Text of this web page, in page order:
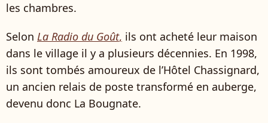
les chambres.
Selon La Radio du Goût, ils ont acheté leur maison
dans le village il y a plusieurs décennies. En 1998,
ils sont tombés amoureux de l’Hôtel Chassignard,
un ancien relais de poste transformé en auberge,
devenu donc La Bougnate.